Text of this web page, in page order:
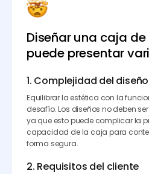
Diseñar una caja
puede presentar
1. Complejidad del diseño
Equilibrar la estética con la
desafío. Los diseños no deben
ya que esto puede complicar la
capacidad de la caja para
forma segura.
2. Requisitos del cliente